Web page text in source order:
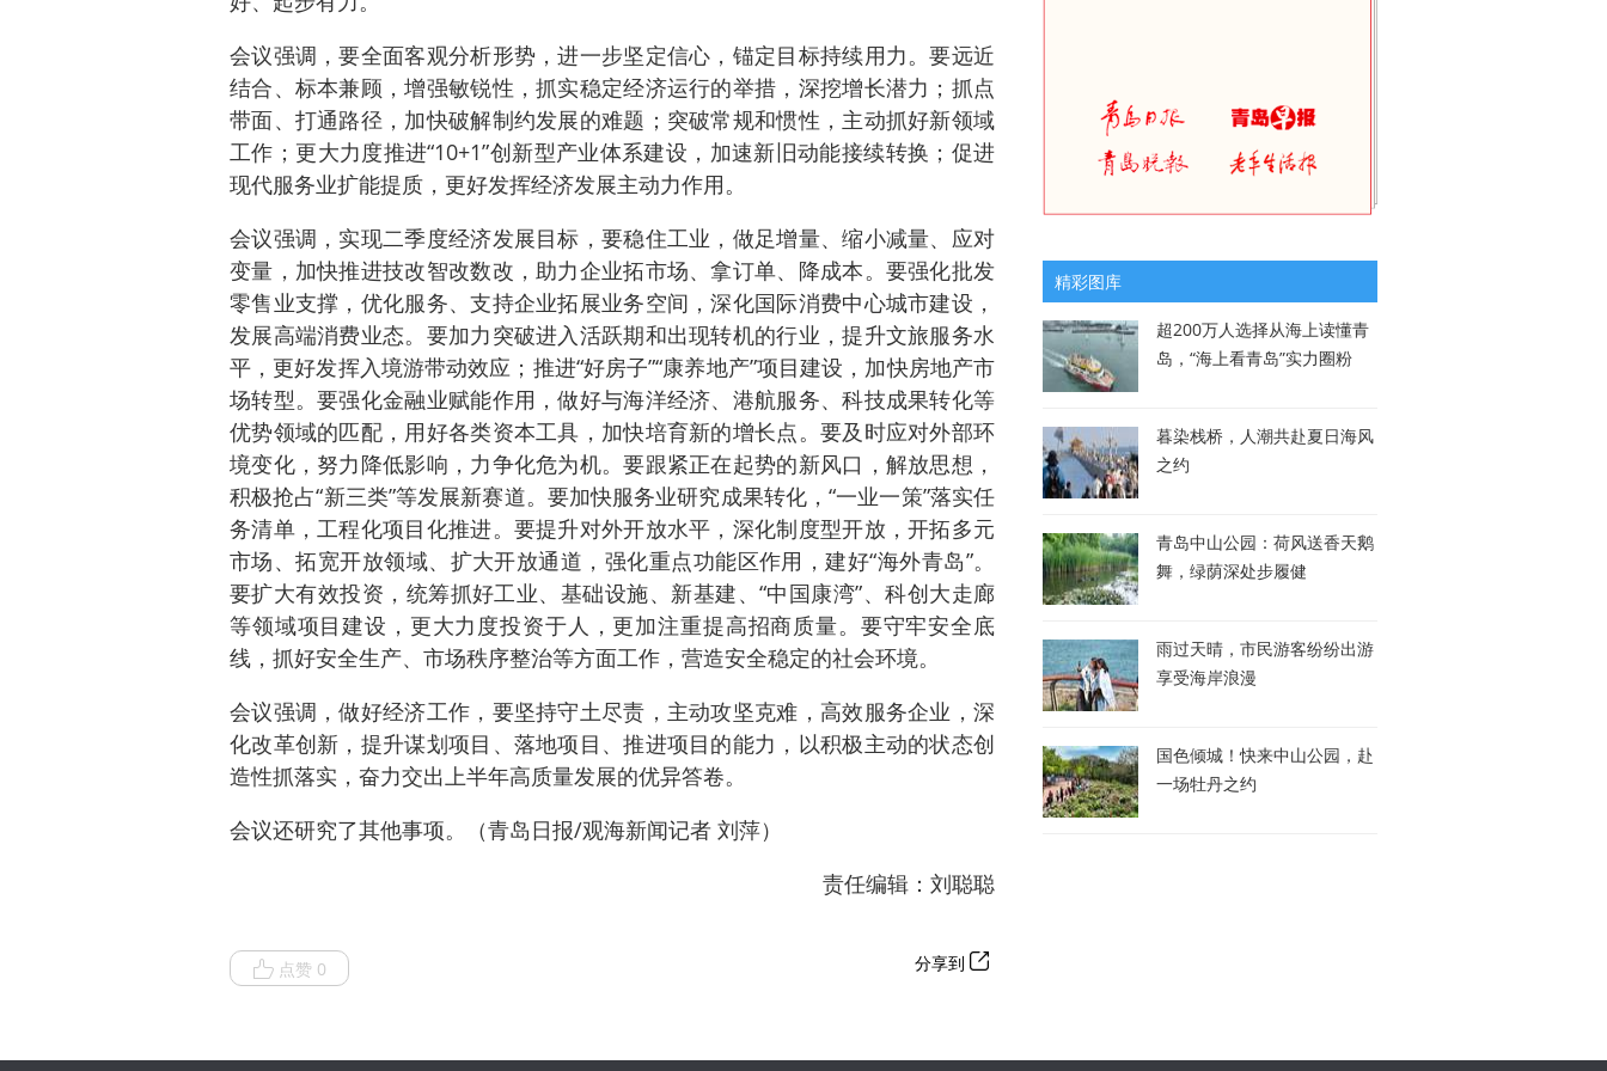
会议强调，要全面客观分析形势，进一步坚定信心，锚定目标持续用力。要远近
结合、标本兼顾，增强敏锐性，抓实稳定经济运行的举措，深挖增长潜力；抓点
带面、打通路径，加快破解制约发展的难题；突破常规和惯性，主动抓好新领域
工作；更大力度推进“10+1”创新型产业体系建设，加速新旧动能接续转换；促进
现代服务业扩能提质，更好发挥经济发展主动力作用。
会议强调，实现二季度经济发展目标，要稳住工业，做足增量、缩小减量、应对
变量，加快推进技改智改数改，助力企业拓市场、拿订单、降成本。要强化批发
零售业支撑，优化服务、支持企业拓展业务空间，深化国际消费中心城市建设，
发展高端消费业态。要加力突破进入活跃期和出现转机的行业，提升文旅服务水
平，更好发挥入境游带动效应；推进“好房子”“康养地产”项目建设，加快房地产市
场转型。要强化金融业赋能作用，做好与海洋经济、港航服务、科技成果转化等
优势领域的匹配，用好各类资本工具，加快培育新的增长点。要及时应对外部环
境变化，努力降低影响，力争化危为机。要跟紧正在起势的新风口，解放思想，
积极抢占“新三类”等发展新赛道。要加快服务业研究成果转化，“一业一策”落实任
务清单，工程化项目化推进。要提升对外开放水平，深化制度型开放，开拓多元
市场、拓宽开放领域、扩大开放通道，强化重点功能区作用，建好“海外青岛”。
要扩大有效投资，统筹抓好工业、基础设施、新基建、“中国康湾”、科创大走廊
等领域项目建设，更大力度投资于人，更加注重提高招商质量。要守牢安全底
线，抓好安全生产、市场秩序整治等方面工作，营造安全稳定的社会环境。
会议强调，做好经济工作，要坚持守土尽责，主动攻坚克难，高效服务企业，深
化改革创新，提升谋划项目、落地项目、推进项目的能力，以积极主动的状态创
造性抓落实，奋力交出上半年高质量发展的优异答卷。
会议还研究了其他事项。（青岛日报/观海新闻记者 刘萍）
责任编辑：刘聪聪
点赞 0 分享到
精彩图库
超200万人选择从海上读懂青
岛，“海上看青岛”实力圈粉
暮染栈桥，人潮共赴夏日海风
之约
青岛中山公园：荷风送香天鹅
舞，绿荫深处步履健
雨过天晴，市民游客纷纷出游
享受海岸浪漫
国色倾城！快来中山公园，赴
一场牡丹之约